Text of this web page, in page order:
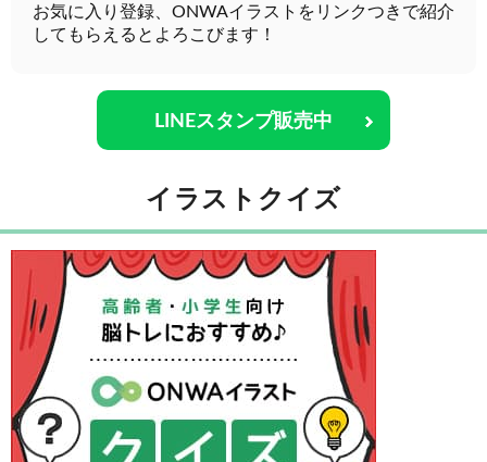
お気に入り登録、ONWAイラストをリンクつきで紹介
してもらえるとよろこびます！
LINEスタンプ販売中
イラストクイズ